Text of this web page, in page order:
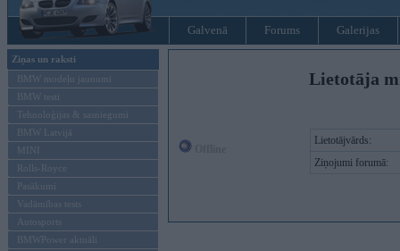
Galvenā Forums Galerijas
Ziņas un raksti
BMW modeļu jaunumi
BMW testi
Tehnoloģijas & sasniegumi
BMW Latvijā
MINI
Rolls-Royce
Pasākumi
Vadāmības tests
Autosports
BMWPower aktuāli
Lietotāja
Lietotājvārds:
Ziņojumi forumā: